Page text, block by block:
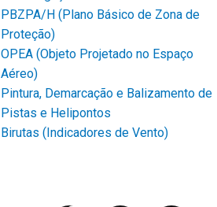
PBZPA/H (Plano Básico de Zona de
Proteção)
OPEA (Objeto Projetado no Espaço
Aéreo)
Pintura, Demarcação e Balizamento de
Pistas e Helipontos
Birutas (Indicadores de Vento)